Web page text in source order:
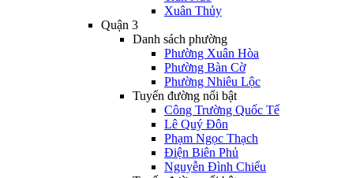
Xuân Thủy
Quận 3
Danh sách phường
Phường Xuân Hòa
Phường Bàn Cờ
Phường Nhiêu Lộc
Tuyến đường nổi bật
Công Trường Quốc Tế
Lê Quý Đôn
Phạm Ngọc Thạch
Điện Biên Phủ
Nguyễn Đình Chiểu